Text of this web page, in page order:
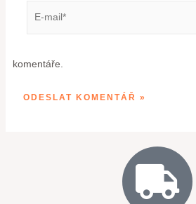
komentáře.